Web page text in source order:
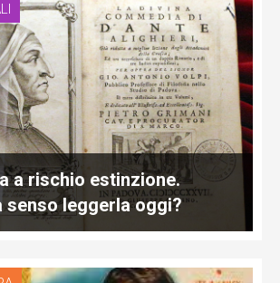
a rischio estinzione.
senso leggerla oggi?